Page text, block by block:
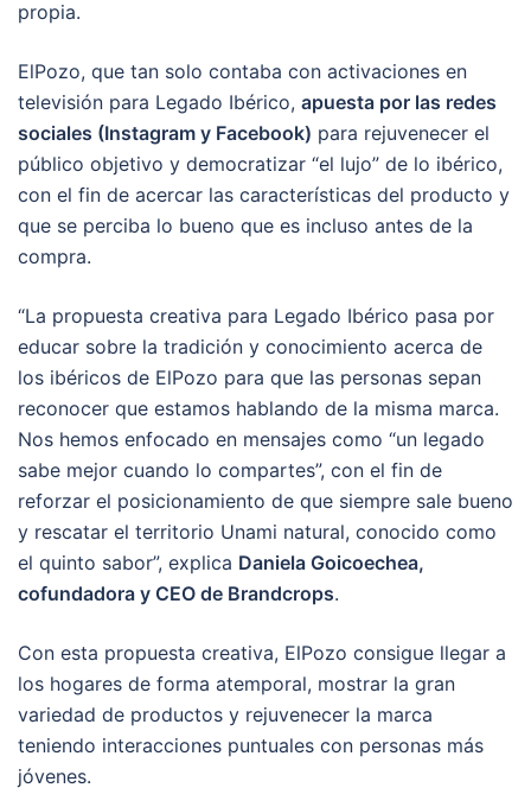
propia.
ElPozo, que tan solo contaba con activaciones en
televisión para Legado Ibérico, apuesta por las redes
sociales (Instagram y Facebook) para rejuvenecer el
público objetivo y democratizar “el lujo” de lo ibérico,
con el fin de acercar las características del producto y
que se perciba lo bueno que es incluso antes de la
compra.
“La propuesta creativa para Legado Ibérico pasa por
educar sobre la tradición y conocimiento acerca de
los ibéricos de ElPozo para que las personas sepan
reconocer que estamos hablando de la misma marca.
Nos hemos enfocado en mensajes como “un legado
sabe mejor cuando lo compartes”, con el fin de
reforzar el posicionamiento de que siempre sale bueno
y rescatar el territorio Unami natural, conocido como
el quinto sabor”, explica Daniela Goicoechea,
cofundadora y CEO de Brandcrops.
Con esta propuesta creativa, ElPozo consigue llegar a
los hogares de forma atemporal, mostrar la gran
variedad de productos y rejuvenecer la marca
teniendo interacciones puntuales con personas más
jóvenes.